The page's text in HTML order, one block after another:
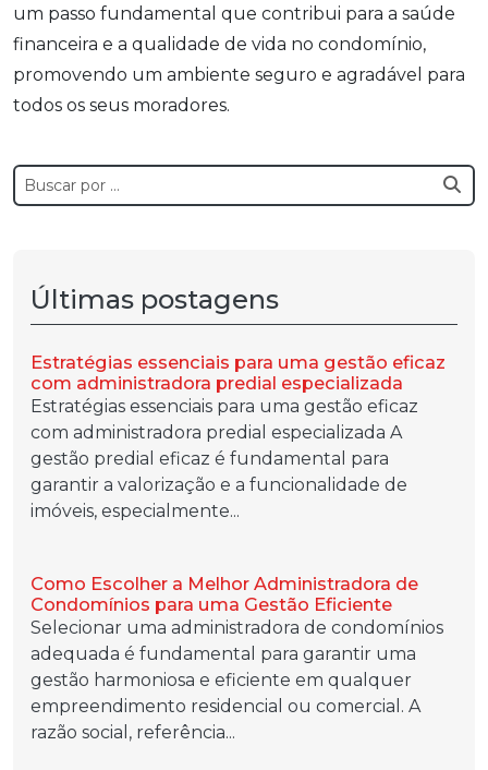
um passo fundamental que contribui para a saúde
financeira e a qualidade de vida no condomínio,
promovendo um ambiente seguro e agradável para
todos os seus moradores.
Últimas postagens
Estratégias essenciais para uma gestão eficaz
com administradora predial especializada
Estratégias essenciais para uma gestão eficaz
com administradora predial especializada A
gestão predial eficaz é fundamental para
garantir a valorização e a funcionalidade de
imóveis, especialmente...
Como Escolher a Melhor Administradora de
Condomínios para uma Gestão Eficiente
Selecionar uma administradora de condomínios
adequada é fundamental para garantir uma
gestão harmoniosa e eficiente em qualquer
empreendimento residencial ou comercial. A
razão social, referência...